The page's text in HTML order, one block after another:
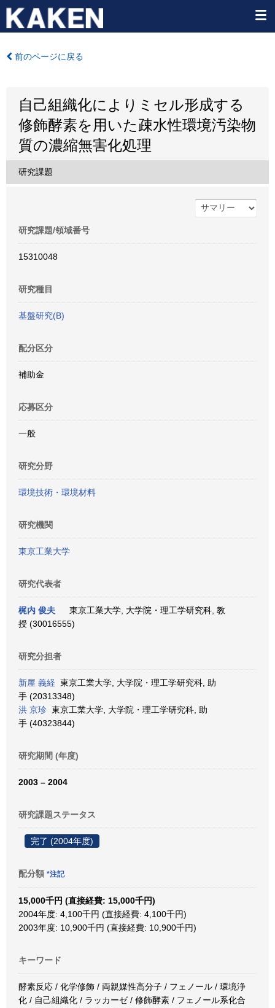
前のページに戻る
自己組織化によりミセル形成する
修飾酵素を用いた疎水性環境汚染物
質の濃縮無害化処理
研究課題
研究課題/領域番号
15310048
研究種目
基盤研究(B)
配分区分
補助金
応募区分
一般
研究分野
環境技術・環境材料
研究機関
東京工業大学
研究代表者
梶内 俊夫
東京工業大学, 大学院・理工学研究科, 教
授 (30016555)
研究分担者
新屋 義経 東京工業大学, 大学院・理工学研究科, 助
手 (20313348)
洪 京珍 東京工業大学, 大学院・理工学研究科, 助
手 (40323844)
研究期間 (年度)
2003 – 2004
研究課題ステータス
完了 (2004年度)
配分額 *注記
15,000千円 (直接経費: 15,000千円)
2004年度: 4,100千円 (直接経費: 4,100千円)
2003年度: 10,900千円 (直接経費: 10,900千円)
キーワード
酵素反応 / 化学修飾 / 両親媒性高分子 / フェノール / 環境浄
化 / 自己組織化 / ラッカーゼ / 修飾酵素 / フェノール系化合